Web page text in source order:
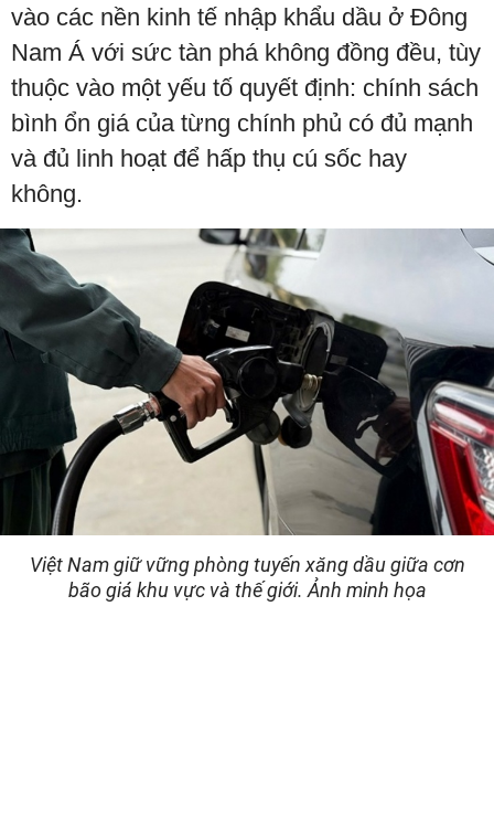
vào các nền kinh tế nhập khẩu dầu ở Đông
Nam Á với sức tàn phá không đồng đều, tùy
thuộc vào một yếu tố quyết định: chính sách
bình ổn giá của từng chính phủ có đủ mạnh
và đủ linh hoạt để hấp thụ cú sốc hay
không.
Việt Nam giữ vững phòng tuyến xăng dầu giữa cơn
bão giá khu vực và thế giới. Ảnh minh họa